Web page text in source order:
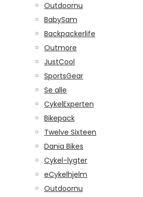
Outdoornu
BabySam
Backpackerlife
Outmore
JustCool
SportsGear
Se alle
CykelExperten
Bikepack
Twelve Sixteen
Dania Bikes
Cykel-lygter
eCykelhjelm
Outdoornu